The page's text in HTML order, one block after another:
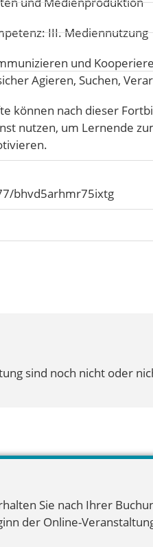
III. Mediennutzung
und
Agieren, Suchen,
können nach dieser
nutzen, um Lernende
bhvd5arhmr75ixtg
sind noch nicht oder
Sie nach Ihrer
der Online-